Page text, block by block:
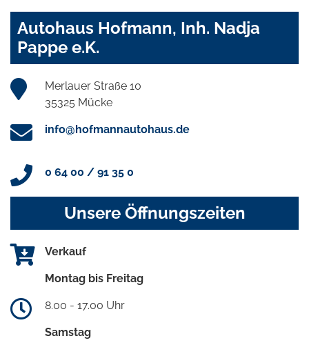
Autohaus Hofmann, Inh. Nadja
Pappe e.K.
Merlauer Straße 10
35325 Mücke
info@hofmannautohaus.de
0 64 00 / 91 35 0
Unsere Öffnungszeiten
Verkauf
Montag bis Freitag
8.00 - 17.00 Uhr
Samstag